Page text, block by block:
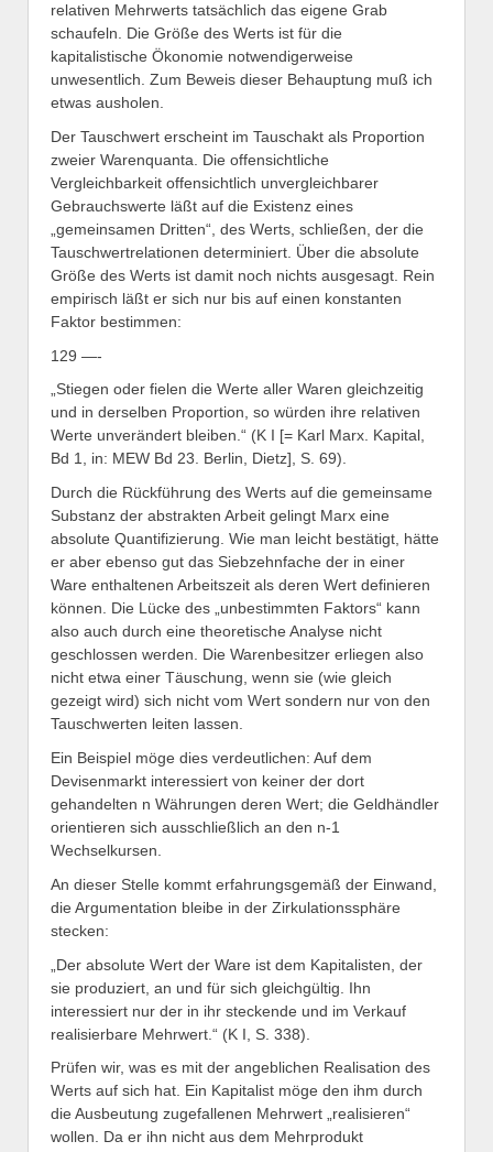
relativen Mehrwerts tatsächlich das eigene Grab
schaufeln. Die Größe des Werts ist für die
kapitalistische Ökonomie notwendigerweise
unwesentlich. Zum Beweis dieser Behauptung muß ich
etwas ausholen.
Der Tauschwert erscheint im Tauschakt als Proportion
zweier Warenquanta. Die offensichtliche
Vergleichbarkeit offensichtlich unvergleichbarer
Gebrauchswerte läßt auf die Existenz eines
„gemeinsamen Dritten“, des Werts, schließen, der die
Tauschwertrelationen determiniert. Über die absolute
Größe des Werts ist damit noch nichts ausgesagt. Rein
empirisch läßt er sich nur bis auf einen konstanten
Faktor bestimmen:
129 —-
„Stiegen oder fielen die Werte aller Waren gleichzeitig
und in derselben Proportion, so würden ihre relativen
Werte unverändert bleiben.“ (K I [= Karl Marx. Kapital,
Bd 1, in: MEW Bd 23. Berlin, Dietz], S. 69).
Durch die Rückführung des Werts auf die gemeinsame
Substanz der abstrakten Arbeit gelingt Marx eine
absolute Quantifizierung. Wie man leicht bestätigt, hätte
er aber ebenso gut das Siebzehnfache der in einer
Ware enthaltenen Arbeitszeit als deren Wert definieren
können. Die Lücke des „unbestimmten Faktors“ kann
also auch durch eine theoretische Analyse nicht
geschlossen werden. Die Warenbesitzer erliegen also
nicht etwa einer Täuschung, wenn sie (wie gleich
gezeigt wird) sich nicht vom Wert sondern nur von den
Tauschwerten leiten lassen.
Ein Beispiel möge dies verdeutlichen: Auf dem
Devisenmarkt interessiert von keiner der dort
gehandelten n Währungen deren Wert; die Geldhändler
orientieren sich ausschließlich an den n-1
Wechselkursen.
An dieser Stelle kommt erfahrungsgemäß der Einwand,
die Argumentation bleibe in der Zirkulationssphäre
stecken:
„Der absolute Wert der Ware ist dem Kapitalisten, der
sie produziert, an und für sich gleichgültig. Ihn
interessiert nur der in ihr steckende und im Verkauf
realisierbare Mehrwert.“ (K I, S. 338).
Prüfen wir, was es mit der angeblichen Realisation des
Werts auf sich hat. Ein Kapitalist möge den ihm durch
die Ausbeutung zugefallenen Mehrwert „realisieren“
wollen. Da er ihn nicht aus dem Mehrprodukt